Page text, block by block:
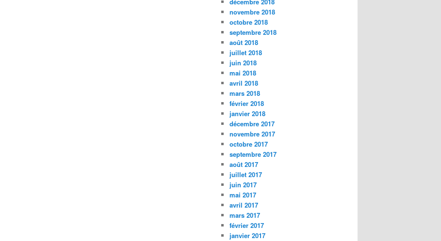
novembre 2018
octobre 2018
septembre 2018
août 2018
juillet 2018
juin 2018
mai 2018
avril 2018
mars 2018
février 2018
janvier 2018
décembre 2017
novembre 2017
octobre 2017
septembre 2017
août 2017
juillet 2017
juin 2017
mai 2017
avril 2017
mars 2017
février 2017
janvier 2017